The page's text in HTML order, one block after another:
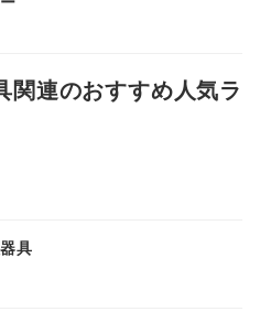
関連のおすすめ人気ラ
具